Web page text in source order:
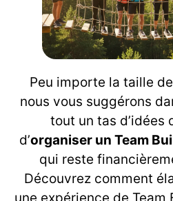
Peu importe la taille
nous vous suggérons
tout un tas d’idées
d’organiser un Team
qui reste
Découvrez comment